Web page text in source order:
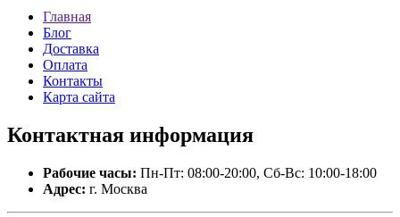
Главная
Блог
Доставка
Оплата
Контакты
Карта сайта
Контактная информация
Рабочие часы: Пн-Пт: 08:00-20:00, Сб-Вс: 10:00-18:00
Адрес: г. Москва